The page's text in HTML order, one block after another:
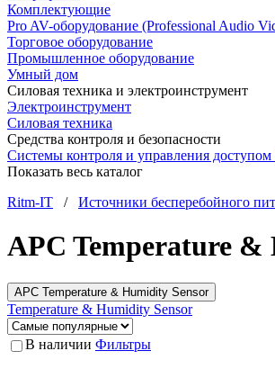
Комплектующие
Pro AV-оборудование (Professional Audio
Торговое оборудование
Промышленное оборудование
Умный дом
Силовая техника и электроинструмент
Электроинструмент
Силовая техника
Средства контроля и безопасности
Системы контроля и управления
Показать весь каталог
Ritm-IT / Источники бесперебойного
APC Temperature &
APC Temperature & Humidity Sensor
Temperature & Humidity Sensor
В наличии Фильтры